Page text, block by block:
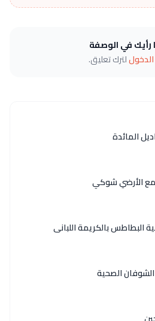
رأيك في الوصفة
لترك تعليق.
المائدة
الأرضي شوكي
البطاطس بالكريمة اللبانى
الصحية